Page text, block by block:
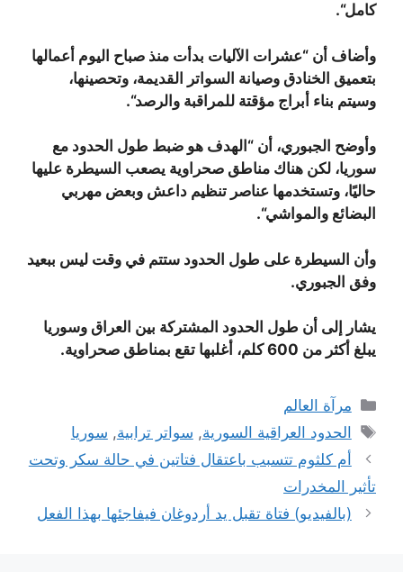
كامل“.
وأضاف أن “عشرات الآليات بدأت منذ صباح اليوم أعمالها
بتعميق الخنادق وصيانة السواتر القديمة، وتحصينها،
وسيتم بناء أبراج مؤقتة للمراقبة والرصد“.
وأوضح الجبوري، أن “الهدف هو ضبط طول الحدود مع
سوريا، لكن هناك مناطق صحراوية يصعب السيطرة عليها
حاليًا، وتستخدمها عناصر تنظيم داعش وبعض مهربي
البضائع والمواشي“.
وأن السيطرة على طول الحدود ستتم في وقت ليس ببعيد
وفق الجبوري.
يشار إلى أن طول الحدود المشتركة بين العراق وسوريا
يبلغ أكثر من 600 كلم، أغلبها تقع بمناطق صحراوية
.
التصنيفات
مرآة العالم
الوسوم
الحدود العراقية السورية, سواتر ترابية, سوريا
أم كلثوم تتسبب باعتقال فتاتين في حالة سكر وتحت
تأثير المخدرات
(بالفيديو) فتاة تقبل يد أردوغان فيفاجئها بهذا الفعل